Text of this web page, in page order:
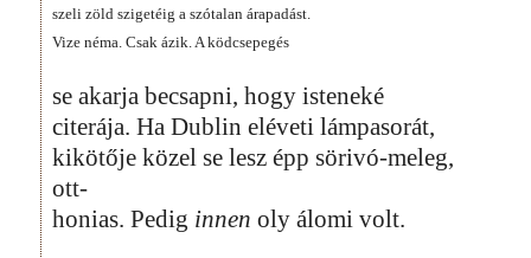
szeli zöld szigetéig a szótalan árapadást.
Vize néma. Csak ázik. A ködcsepegés
se akarja becsapni, hogy isteneké
citerája. Ha Dublin eléveti lámpasorát,
kikötője közel se lesz épp sörivó-meleg,
ott-
honias. Pedig innen oly álomi volt.